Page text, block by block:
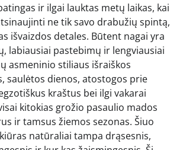
ir ilgai lauktas metų laikas, kai
ne tik savo drabužių spintą,
išvaizdos detales. Būtent nagai yra
labiausiai pastebimų ir lengviausiai
asmeninio stiliaus išraiškos
saulėtos dienos, atostogos prie
kraštus bei ilgi vakarai
kitokias grožio pasaulio mados
ir tamsus žiemos sezonas. Šiuo
natūraliai tampa drąsesnis,